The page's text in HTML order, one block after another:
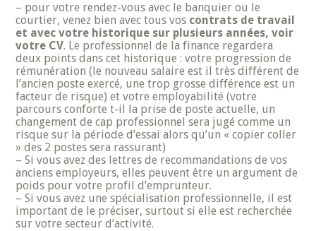
– pour votre rendez-vous avec le banquier ou le
courtier, venez bien avec tous vos contrats de travail
et avec votre historique sur plusieurs années, voir
votre CV. Le professionnel de la finance regardera
deux points dans cet historique : votre progression de
rémunération (le nouveau salaire est il très différent de
l’ancien poste exercé, une trop grosse différence est un
facteur de risque) et votre employabilité (votre
parcours conforte t-il la prise de poste actuelle, un
changement de cap professionnel sera jugé comme un
risque sur la période d’essai alors qu’un « copier coller
» des 2 postes sera rassurant)
– Si vous avez des lettres de recommandations de vos
anciens employeurs, elles peuvent être un argument de
poids pour votre profil d’emprunteur.
– Si vous avez une spécialisation professionnelle, il est
important de le préciser, surtout si elle est recherchée
sur votre secteur d’activité.